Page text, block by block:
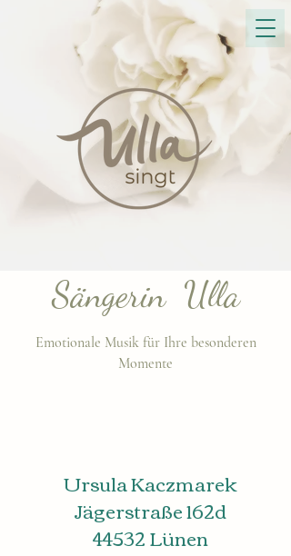
Sängerin Ulla
Emotionale Musik für Ihre besonderen
Momente
Ursula Kaczmarek
Jägerstraße 162d
44532 Lünen